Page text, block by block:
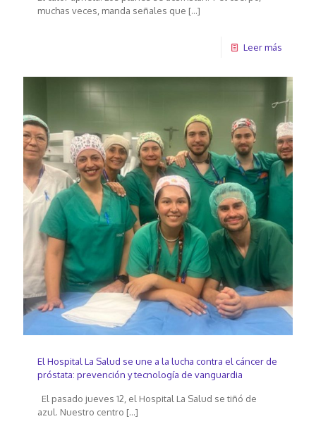
muchas veces, manda señales que […]
Leer más
El Hospital La Salud se une a la lucha contra el cáncer de
próstata: prevención y tecnología de vanguardia
El pasado jueves 12, el Hospital La Salud se tiñó de
azul. Nuestro centro […]